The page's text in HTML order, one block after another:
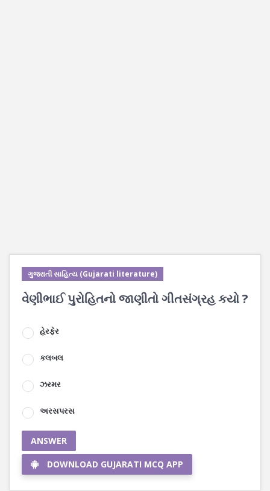
ગુજરાતી સાહિત્ય (Gujarati literature)
વેણીભાઈ પુરોહિતનો જાણીતો ગીતસંગ્રહ કયો ?
હેરફેર
કલબલ
ઝરમર
અરસપરસ
ANSWER
DOWNLOAD GUJARATI MCQ APP